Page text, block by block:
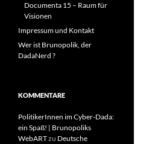
Documenta 15 – Raum für
Visionen
Impressum und Kontakt
Wer ist Brunopolik, der
DadaNerd ?
KOMMENTARE
PolitikerInnen im Cyber-Dada:
ein Spaß! | Brunopoliks
WebARTzu Deutsche